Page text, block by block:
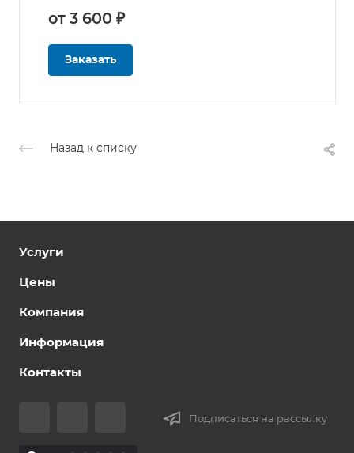
от 3 600 ₽
Заказать
Назад к списку
Услуги
Цены
Компания
Информация
Контакты
Подписаться на рассылку